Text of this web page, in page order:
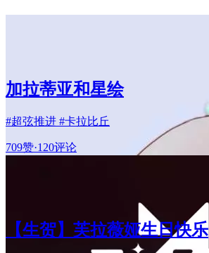
加拉蒂亚和星绘
#超弦推进 #卡拉比丘
709赞·120评论
【生贺】芙拉薇娅生日快乐